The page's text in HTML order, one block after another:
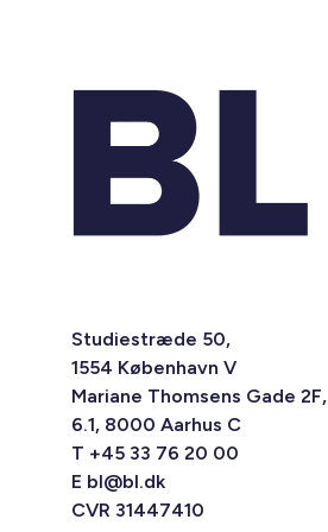
Studiestræde 50,
1554 København V
Mariane Thomsens Gade 2F,
6.1, 8000 Aarhus C
T +45 33 76 20 00
E bl@bl.dk
CVR 31447410